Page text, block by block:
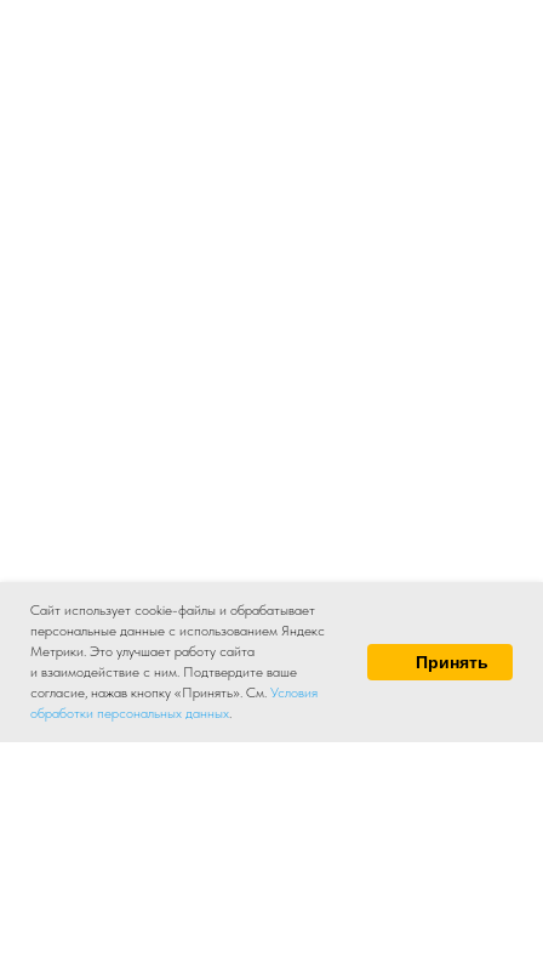
Сайт использует cookie-файлы и обрабатывает
персональные данные с использованием Яндекс
Метрики. Это улучшает работу сайта
и взаимодействие с ним. Подтвердите ваше
согласие, нажав кнопку «Принять». См. Условия
обработки персональных данных.
Принять